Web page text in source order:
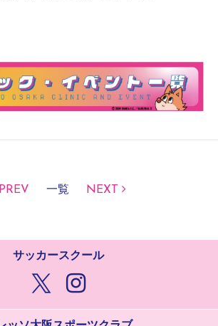
PREV 一覧 NEXT
サッカースクール